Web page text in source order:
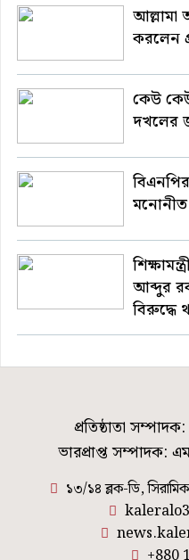
করলেন
কেউ
দখলের
আব্দুর
বিরুদ্ধে
প্রতিষ্ঠাতা
ভারপ্রাপ্ত সম্পাদক:
১৩/১৪ ব্লক-ডি,